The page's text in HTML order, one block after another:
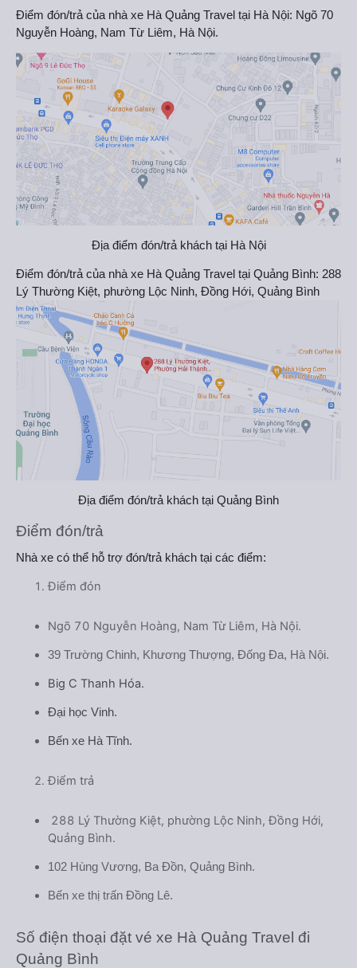
Điểm đón/trả của nhà xe Hà Quảng Travel tại Hà Nội: Ngõ 70
Nguyễn Hoàng, Nam Từ Liêm, Hà Nội.
Địa điểm đón/trả khách tại Hà Nội
Điểm đón/trả của nhà xe Hà Quảng Travel tại Quảng Bình: 288
Lý Thường Kiệt, phường Lộc Ninh, Đồng Hới, Quảng Bình
Địa điểm đón/trả khách tại Quảng Bình
Điểm đón/trả
Nhà xe có thể hỗ trợ đón/trả khách tại các điểm:
Điểm đón
Ngõ 70 Nguyễn Hoàng, Nam Từ Liêm, Hà Nội.
39 Trường Chinh, Khương Thượng, Đống Đa, Hà Nội.
Big C Thanh Hóa.
Đại học Vinh.
Bến xe Hà Tĩnh.
Điểm trả
288 Lý Thường Kiệt, phường Lộc Ninh, Đồng Hới,
Quảng Bình.
102 Hùng Vương, Ba Đồn, Quảng Bình.
Bến xe thị trấn Đồng Lê.
Số điện thoại đặt vé xe Hà Quảng Travel đi
Quảng Bình